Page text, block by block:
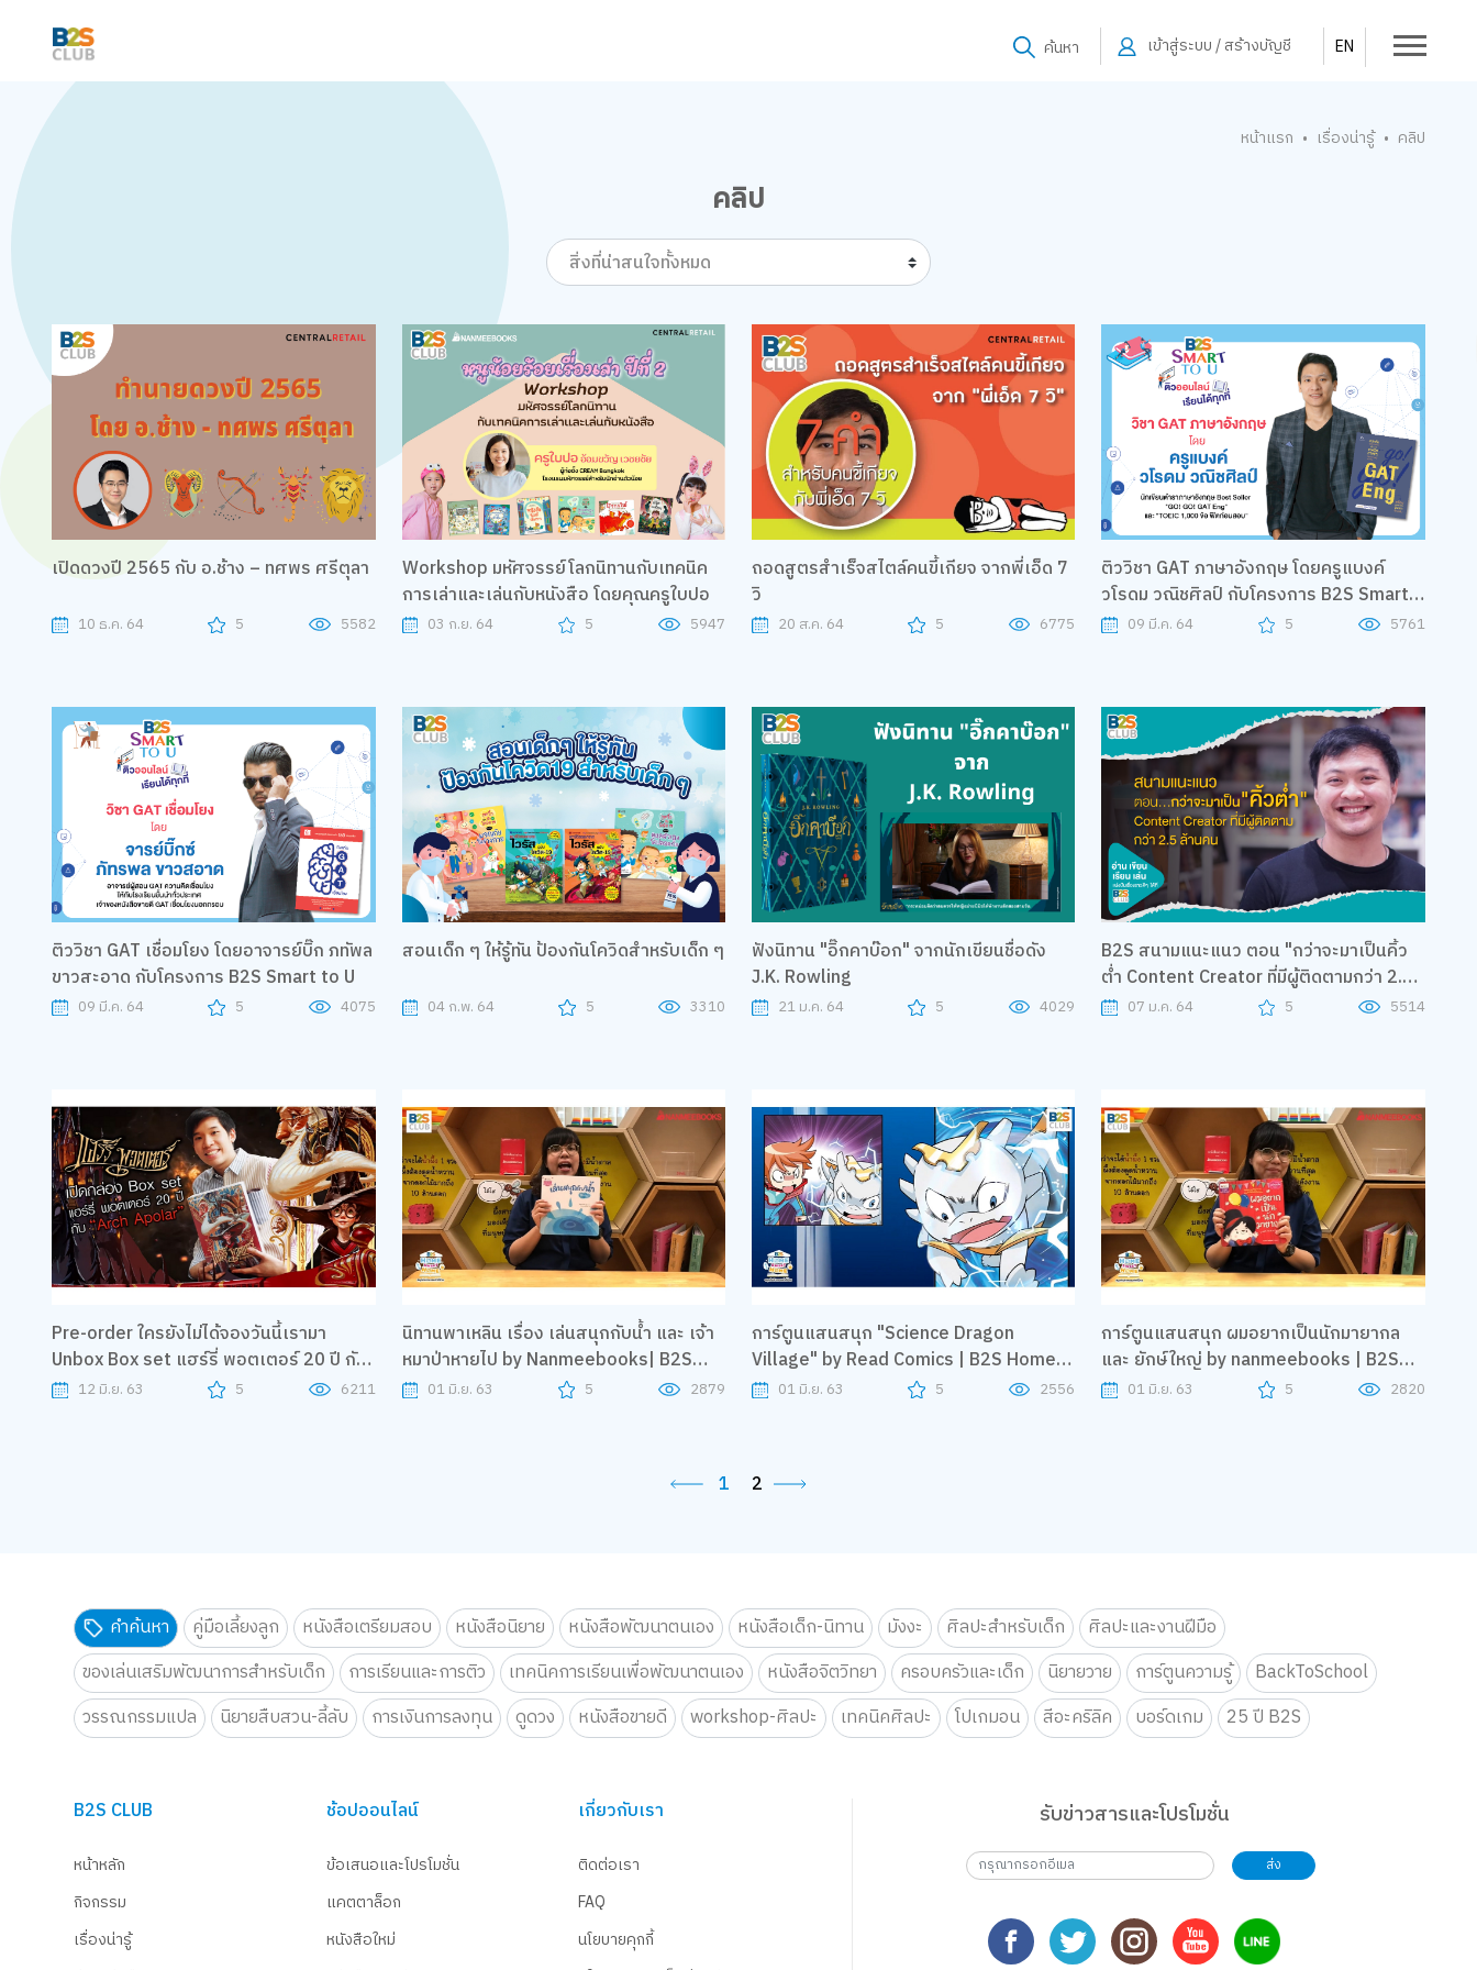
ค้นหา เข้าสู่ระบบ / สร้างบัญชี EN
หน้าแรก • เรื่องน่ารู้ • คลิป
คลิป
สิ่งที่น่าสนใจทั้งหมด
เปิดดวงปี 2565 กับ อ.ช้าง – ทศพร ศรีตุลา
10 ธ.ค. 64 5 5582
Workshop มหัศจรรย์โลกนิทานกับเทคนิค
การเล่าและเล่นกับหนังสือ โดยคุณครูใบปอ
03 ก.ย. 64 5 5947
ถอดสูตรสำเร็จสไตล์คนขี้เกียจ จากพี่เอ็ด 7
วิ
20 ส.ค. 64 5 6775
ติววิชา GAT ภาษาอังกฤษ โดยครูแบงค์
วโรดม วณิชศิลป์ กับโครงการ B2S Smart
to U09 มี.ค. 64 5 5761
ติววิชา GAT เชื่อมโยง โดยอาจารย์บิ๊ก ภทัพล
ขาวสะอาด กับโครงการ B2S Smart to U
09 มี.ค. 64 5 4075
สอนเด็ก ๆ ให้รู้ทัน ป้องกันโควิดสำหรับเด็ก ๆ
04 ก.พ. 64 5 3310
ฟังนิทาน "อิ๊กคาบ๊อก" จากนักเขียนชื่อดัง
J.K. Rowling
21 ม.ค. 64 5 4029
B2S สนามแนะแนว ตอน "กว่าจะมาเป็นคิ้ว
ต่ำ Content Creator ที่มีผู้ติดตามกว่า 2.5
ล้านคน"07 ม.ค. 64 5 5514
Pre-order ใครยังไม่ได้จองวันนี้เรามา
Unbox Box set แฮร์รี่ พอตเตอร์ 20 ปี กับ
"Arch Apolar"
12 มิ.ย. 63 5 6211
นิทานพาเหลิน เรื่อง เล่นสนุกกับน้ำ และ เจ้า
หมาป่าหายไป by Nanmeebooks| B2S
Home Sweet Home
01 มิ.ย. 63 5 2879
การ์ตูนแสนสนุก "Science Dragon
Village" by Read Comics | B2S Home
Sweet Home
01 มิ.ย. 63 5 2556
การ์ตูนแสนสนุก ผมอยากเป็นนักมายากล
และ ยักษ์ใหญ่ by nanmeebooks | B2S
Home Sweet Home
01 มิ.ย. 63 5 2820
1 2
คำค้นหา คู่มือเลี้ยงลูก หนังสือเตรียมสอบ หนังสือนิยาย หนังสือพัฒนาตนเอง หนังสือเด็ก-นิทาน มังงะ ศิลปะสำหรับเด็ก
ศิลปะและงานฝีมือ
ของเล่นเสริมพัฒนาการสำหรับเด็ก
การเรียนและการติว เทคนิคการเรียนเพื่อพัฒนาตนเอง หนังสือจิตวิทยา ครอบครัวและเด็ก นิยายวาย การ์ตูนความรู้
BackToSchool
วรรณกรรมแปล
นิยายสืบสวน-ลี้ลับ การเงินการลงทุน ดูดวง หนังสือขายดี workshop-ศิลปะ เทคนิคศิลปะ โปเกมอน สีอะคริลิค บอร์ดเกม 25 ปี B2S
B2S CLUB
หน้าหลัก
กิจกรรม
เรื่องน่ารู้
ช้อปออนไลน์
ข้อเสนอและโปรโมชั่น
แคตตาล็อก
หนังสือใหม่
เกี่ยวกับเรา
ติดต่อเรา
FAQ
นโยบายคุกกี้
รับข่าวสารและโปรโมชั่น
ส่ง